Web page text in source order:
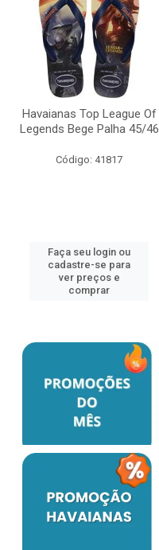
Havaianas Top League Of
Legends Bege Palha 45/46
Código: 41817
Faça seu login ou
cadastre-se para
ver preços e
comprar